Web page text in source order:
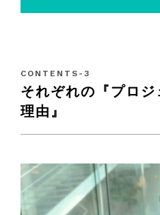
それぞれの『プロ
理由』